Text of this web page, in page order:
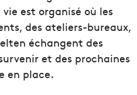
est organisé où les
des ateliers-bureaux,
échangent des
et des prochaines
en place.